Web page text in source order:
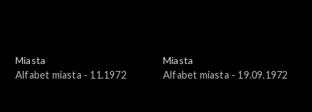
Miasta
Alfabet miasta - 11.1972
Miasta
Alfabet miasta - 19.09.1972